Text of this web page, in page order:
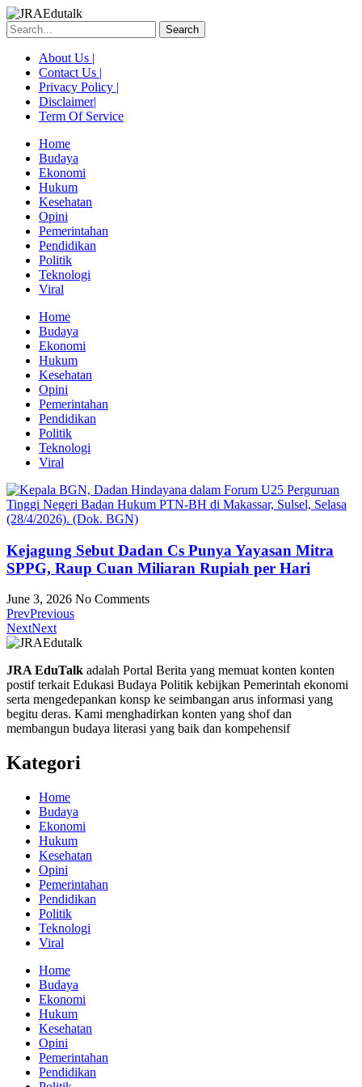
Skip
to
content
Search
About Us |
Contact Us |
Privacy Policy |
Disclaimer|
Term Of Service
Home
Budaya
Ekonomi
Hukum
Kesehatan
Opini
Pemerintahan
Pendidikan
Politik
Teknologi
Viral
Menu
Home
Budaya
Ekonomi
Hukum
Kesehatan
Opini
Pemerintahan
Pendidikan
Politik
Teknologi
Viral
Kejagung Sebut Dadan Cs Punya Yayasan Mitra
SPPG, Raup Cuan Miliaran Rupiah per Hari
June 3, 2026 No Comments
PrevPrevious
NextNext
JRA EduTalk adalah Portal Berita yang memuat konten konten
postif terkait Edukasi Budaya Politik kebijkan Pemerintah ekonomi
serta mengedepankan konsp ke seimbangan arus informasi yang
begitu deras. Kami menghadirkan konten yang shof dan
membangun budaya literasi yang baik dan kompehensif
Kategori
Home
Budaya
Ekonomi
Hukum
Kesehatan
Opini
Pemerintahan
Pendidikan
Politik
Teknologi
Viral
Home
Budaya
Ekonomi
Hukum
Kesehatan
Opini
Pemerintahan
Pendidikan